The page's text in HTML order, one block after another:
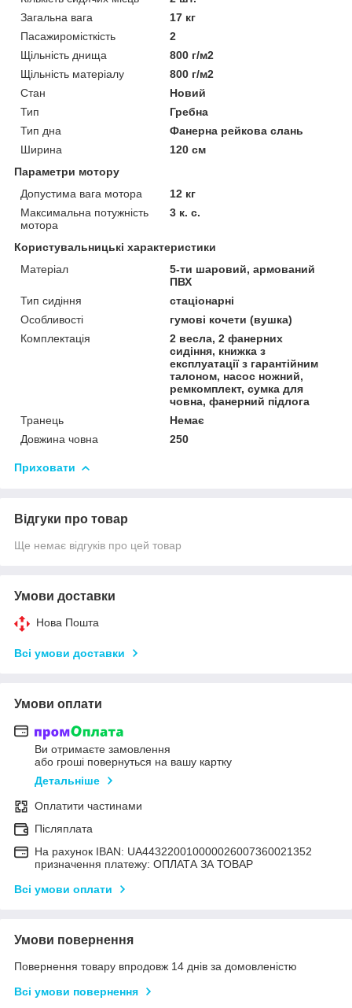
Загальна вага
17 кг
Пасажиромісткість
2
Щільність днища
800 г/м2
Щільність матеріалу
800 г/м2
Стан
Новий
Тип
Гребна
Тип дна
Фанерна рейкова слань
Ширина
120 см
Параметри мотору
Допустима вага мотора
12 кг
Максимальна потужність
мотора
3 к. с.
Користувальницькі характеристики
Матеріал
5-ти шаровий, армований
ПВХ
Тип сидіння
стаціонарні
Особливості
гумові кочети (вушка)
Комплектація
2 весла, 2 фанерних
сидіння, книжка з
експлуатації з гарантійним
талоном, насос ножний,
ремкомплект, сумка для
човна, фанерний підлога
Транець
Немає
Довжина човна
250
Приховати
Відгуки про товар
Ще немає відгуків про цей товар
Умови доставки
Нова Пошта
Всі умови доставки
Умови оплати
Ви отримаєте замовлення
або гроші повернуться на вашу картку
Детальніше
Оплатити частинами
Післяплата
На рахунок IBAN: UA443220010000026007360021352
призначення платежу: ОПЛАТА ЗА ТОВАР
Всі умови оплати
Умови повернення
Повернення товару впродовж 14 днів за домовленістю
Всі умови повернення